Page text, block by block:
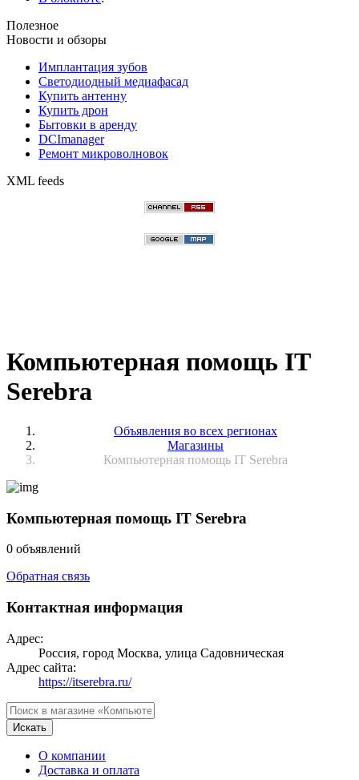
Полезное
Новости и обзоры
Имплантация зубов
Светодиодный медиафасад
Купить антенну
Купить дрон
Бытовки в аренду
DCImanager
Ремонт микроволновок
XML feeds
Компьютерная помощь IT
Serebra
Объявления во всех регионах
Магазины
Компьютерная помощь IT Serebra
Компьютерная помощь IT Serebra
0 объявлений
Обратная связь
Контактная информация
Адрес:
Россия, город Москва, улица Садовническая
Адрес сайта:
https://itserebra.ru/
Искать
О компании
Доставка и оплата